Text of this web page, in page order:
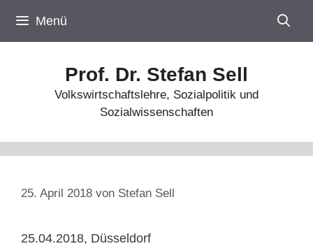
Inhalt
springen
Menü
Prof. Dr. Stefan Sell
Volkswirtschaftslehre, Sozialpolitik und
Sozialwissenschaften
25. April 2018 von Stefan Sell
25.04.2018, Düsseldorf